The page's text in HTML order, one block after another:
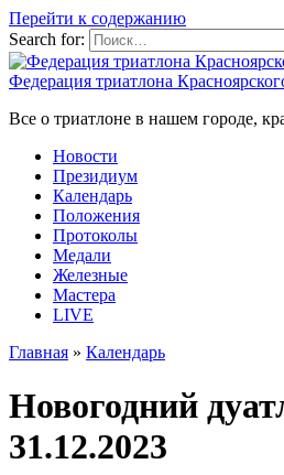
Перейти к содержанию
Search for:
Федерация триатлона
Все о триатлоне в нашем городе,
Новости
Президиум
Календарь
Положения
Протоколы
Медали
Железные
Мастера
LIVE
Главная » Календарь
Новогодний
31.12.2023